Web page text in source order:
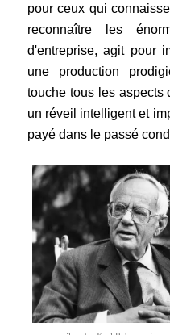
pour ceux qui
reconnaître les
d'entreprise, agit pour
une production
touche tous les aspects
un réveil intelligent et
payé dans le passé